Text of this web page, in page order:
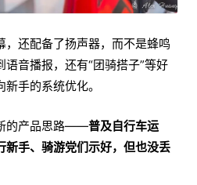
，还配备了扬声器，而不是蜂鸣
音播报，还有“团骑搭子”等好
手的系统优化。
的产品思路——普及自行车运
新手、骑游党们示好，但也没丢